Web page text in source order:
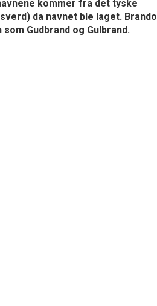
kommer fra det tyske
da navnet ble laget. Brando
Gudbrand og Gulbrand.